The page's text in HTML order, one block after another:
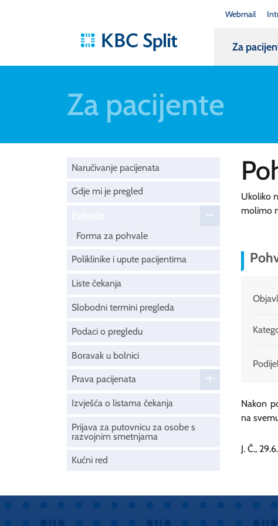
Webmail
Za
Za pacijente
Naručivanje pacijenata
Gdje mi je pregled
Forma za pohvale
Poliklinike i upute pacijentima
Liste čekanja
Slobodni termini pregleda
Podaci o pregledu
Boravak u bolnici
Prava pacijenata
Izvješća o listama čekanja
Prijava za putovnicu za osobe s
razvojnim smetnjama
Kućni red
Ukoliko
molimo
Nakon
na
J. Č.,